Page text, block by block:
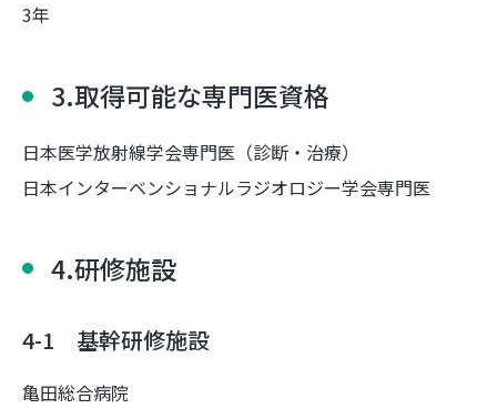
3年
3.取得可能な専門医資格
日本医学放射線学会専門医（診断・治療）
日本インターベンショナルラジオロジー学会専門医
4.研修施設
4-1 基幹研修施設
亀田総合病院